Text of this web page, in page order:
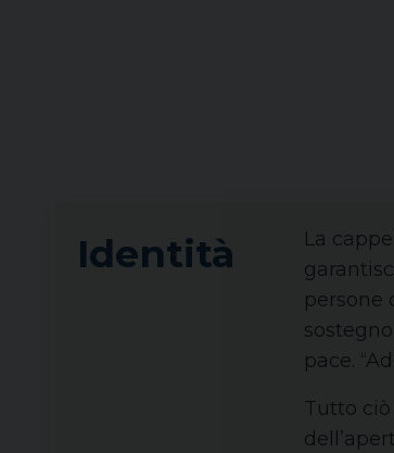
Identità
La
persone
pace.
Tutto